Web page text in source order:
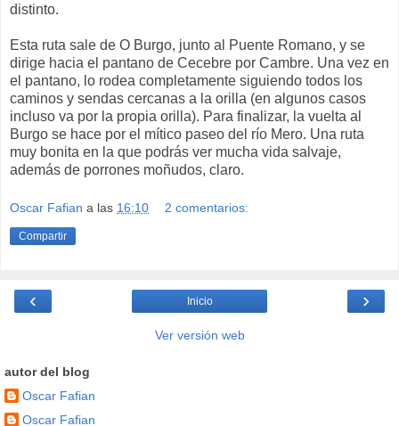
distinto.
Esta ruta sale de O Burgo, junto al Puente Romano, y se
dirige hacia el pantano de Cecebre por Cambre. Una vez en
el pantano, lo rodea completamente siguiendo todos los
caminos y sendas cercanas a la orilla (en algunos casos
incluso va por la propia orilla). Para finalizar, la vuelta al
Burgo se hace por el mítico paseo del río Mero. Una ruta
muy bonita en la que podrás ver mucha vida salvaje,
además de porrones moñudos, claro.
Oscar Fafian a las 16:10 2 comentarios:
Compartir
‹ ›
Inicio
Ver versión web
autor del blog
Oscar Fafian
Oscar Fafian